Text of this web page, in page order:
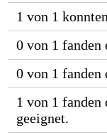
1 von 1
0 von 1 fanden
0 von 1 fanden
1 von 1
geeignet.